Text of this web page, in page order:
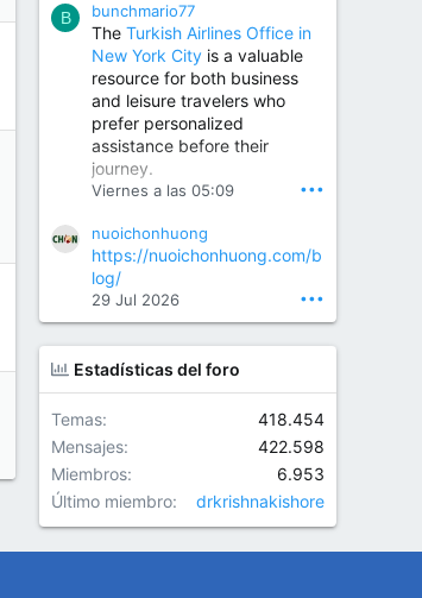
improved joint function,
helping patients return to an
active and comfortable
lifestyle.
Orthopedic Surgeon in Kondapur | Best Orthopedic Doctor in Kondapur | Dr. M. Ranganath Reddy
Consult Dr. M. Ranganath
Reddy, the best...
www.drranganathreddy.co
m
B bunchmario77
The Turkish Airlines Office in
New York City is a valuable
resource for both business
and leisure travelers who
prefer personalized
assistance before their
journey.
Viernes a las 05:09 •••
nuoichonhuong
https://nuoichonhuong.com/b
log/
29 Jul 2026 •••
Estadísticas del foro
Temas
418.454
Mensajes
422.598
Miembros
6.953
Último miembro
drkrishnakishore